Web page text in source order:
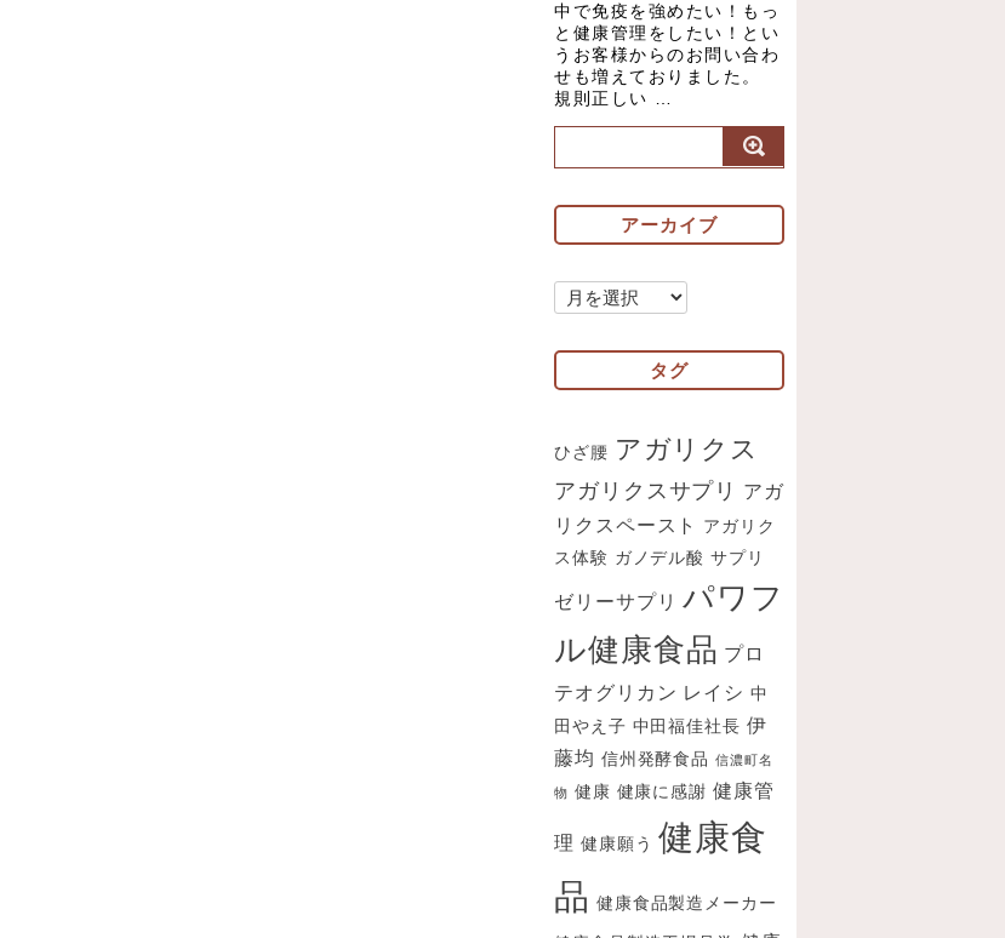
中で免疫を強めたい！もっ
と健康管理をしたい！とい
うお客様からのお問い合わ
せも増えておりました。
規則正しい …
アーカイブ
ア
カ
イ
タグ
ひざ腰 アガリクス
アガリクスサプリ
アガ
リクスペースト
アガリク
ス体験 ガノデル酸 サプリ
ゼリーサプリ パワフ
ル健康食品 プロ
テオグリカン レイシ 中
田やえ子 中田福佳社長 伊
藤均 信州発酵食品 信濃町名
物 健康 健康に感謝 健康管
理 健康願う 健康食
品 健康食品製造メーカー